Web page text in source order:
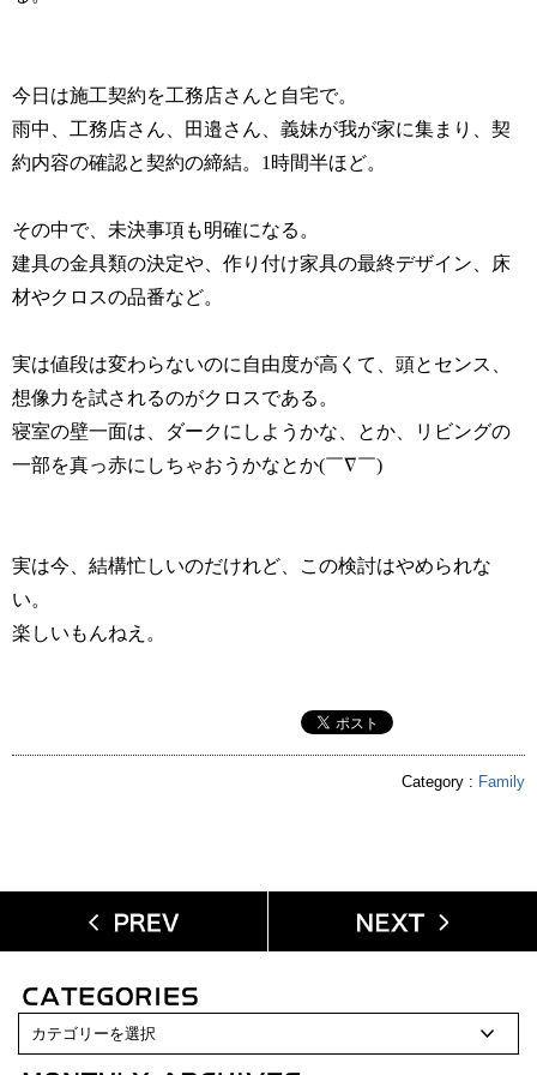
今日は施工契約を工務店さんと自宅で。
雨中、工務店さん、田邉さん、義妹が我が家に集まり、契
約内容の確認と契約の締結。1時間半ほど。
その中で、未決事項も明確になる。
建具の金具類の決定や、作り付け家具の最終デザイン、床
材やクロスの品番など。
実は値段は変わらないのに自由度が高くて、頭とセンス、
想像力を試されるのがクロスである。
寝室の壁一面は、ダークにしようかな、とか、リビングの
一部を真っ赤にしちゃおうかなとか(￣∇￣)
実は今、結構忙しいのだけれど、この検討はやめられな
い。
楽しいもんねえ。
Category : Family